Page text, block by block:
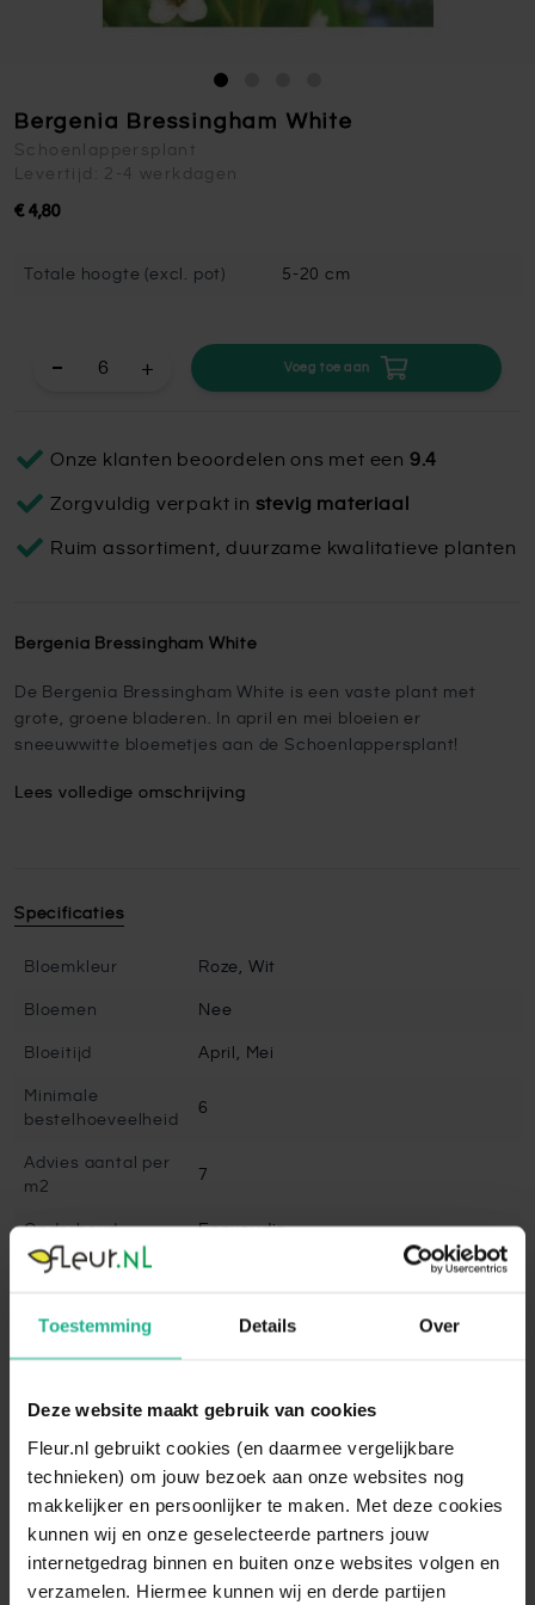
Toestemming Details Over
Deze website maakt gebruik van cookies
Fleur.nl gebruikt cookies (en daarmee vergelijkbare
technieken) om jouw bezoek aan onze websites nog
makkelijker en persoonlijker te maken. Met deze cookies
kunnen wij en onze geselecteerde partners jouw
internetgedrag binnen en buiten onze websites volgen en
verzamelen. Hiermee kunnen wij en derde partijen
Bergenia Bressingham White
Schoenlappersplant
Levertijd: 2-4 werkdagen
€ 4,80
Totale hoogte (excl. pot) 5-20 cm
+ Voeg toe aan
Onze klanten beoordelen ons met een 9.4
Zorgvuldig verpakt in stevig materiaal
Ruim assortiment, duurzame kwalitatieve planten
Bergenia Bressingham White
De Bergenia Bressingham White is een vaste plant met
grote, groene bladeren. In april en mei bloeien er
sneeuwwitte bloemetjes aan de Schoenlappersplant!
Lees volledige omschrijving
Specificaties
Bloemkleur Roze, Wit
Bloemen Nee
Bloeitijd April, Mei
Minimale
bestelhoeveelheid
6
Advies aantal per
m2
7
Onderhoud Eenvoudig
Snoeien
Volgroeide hoogte 35 cm
Winterhard
Bladbehoudend Ja, tot nieuw blad
Bladkleur Rood, Roze
Vruchtdragend Nee
Standplaats Halfschaduw, Zonnig
De sterke Bergenia Bressingham
White kan in elke bodemsoort